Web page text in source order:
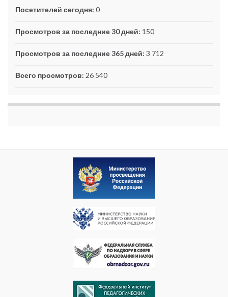
Посетителей сегодня: 0
Просмотров за последние 30 дней: 150
Просмотров за последние 365 дней: 3 712
Всего просмотров: 26 540